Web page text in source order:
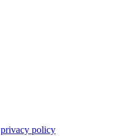
privacy policy